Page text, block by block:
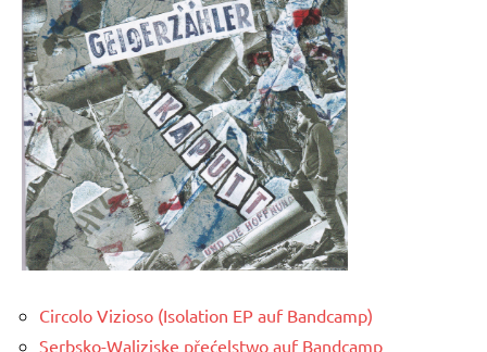
Circolo Vizioso (Isolation EP auf Bandcamp)
Serbsko-Waliziske přećelstwo auf Bandcamp